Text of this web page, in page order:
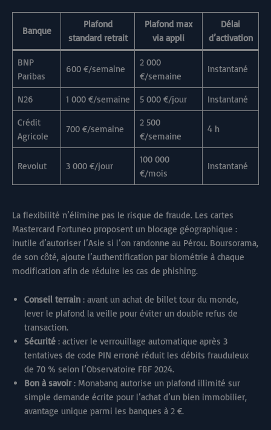
Banque
Plafond
standard retrait
Plafond max
via appli
Délai
d’activation
BNP
Paribas
600 €/semaine
2 000
€/semaine
Instantané
N26 1 000 €/semaine 5 000 €/jour
Instantané
Crédit
Agricole
700 €/semaine
2 500
€/semaine
4 h
Revolut 3 000 €/jour
100 000
€/mois
Instantané
La flexibilité n’élimine pas le risque de fraude. Les cartes
Mastercard Fortuneo proposent un blocage géographique :
inutile d’autoriser l’Asie si l’on randonne au Pérou. Boursorama,
de son côté, ajoute l’authentification par biométrie à chaque
modification afin de réduire les cas de phishing.
Conseil terrain : avant un achat de billet tour du monde,
lever le plafond la veille pour éviter un double refus de
transaction.
Sécurité : activer le verrouillage automatique après 3
tentatives de code PIN erroné réduit les débits frauduleux
de 70 % selon l’Observatoire FBF 2024.
Bon à savoir: Monabanq autorise un plafond illimité sur
simple demande écrite pour l’achat d’un bien immobilier,
avantage unique parmi les banques à 2 €.